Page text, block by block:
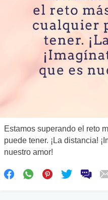
Estamos superando el reto
puede tener. ¡La distancia!
nuestro amor!